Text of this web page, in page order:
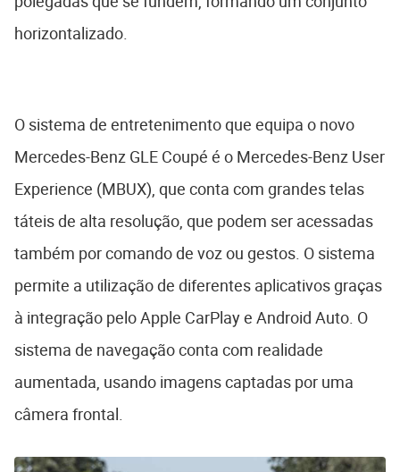
horizontalizado.
O sistema de entretenimento que equipa o novo
Mercedes-Benz GLE Coupé é o Mercedes-Benz User
Experience (MBUX), que conta com grandes telas
táteis de alta resolução, que podem ser acessadas
também por comando de voz ou gestos. O sistema
permite a utilização de diferentes aplicativos graças
à integração pelo Apple CarPlay e Android Auto. O
sistema de navegação conta com realidade
aumentada, usando imagens captadas por uma
câmera frontal.